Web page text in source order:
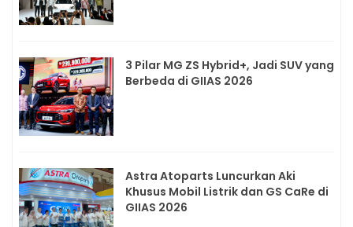
3 Pilar MG ZS Hybrid+, Jadi SUV yang
Berbeda di GIIAS 2026
Astra Atoparts Luncurkan Aki
Khusus Mobil Listrik dan GS CaRe di
GIIAS 2026